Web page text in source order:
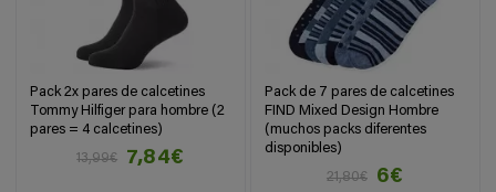
Pack 2x pares de calcetines
Tommy Hilfiger para hombre (2
pares = 4 calcetines)
13,99€
7,84€
Pack de 7 pares de calcetines
FIND Mixed Design Hombre
(muchos packs diferentes
disponibles)
21,80€
6€